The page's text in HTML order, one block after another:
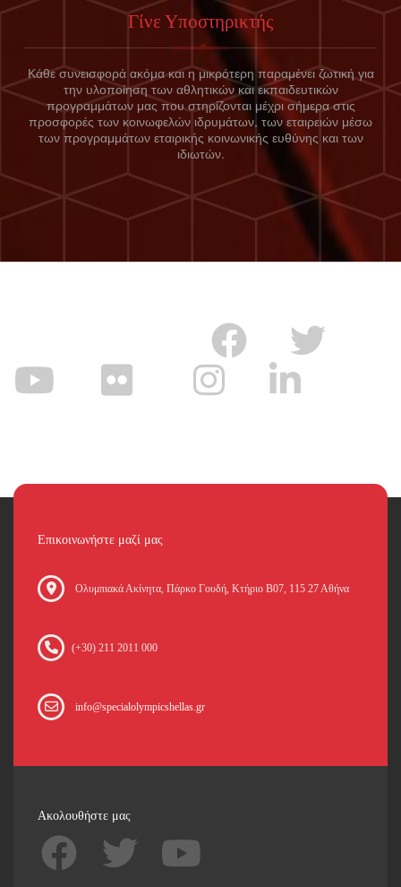
Γίνε Υποστηρικτής
Κάθε συνεισφορά ακόμα και η μικρότερη παραμένει ζωτική για
την υλοποίηση των αθλητικών και εκπαιδευτικών
προγραμμάτων μας που στηρίζονται μέχρι σήμερα στις
προσφορές των κοινωφελών ιδρυμάτων, των εταιρειών μέσω
των προγραμμάτων εταιρικής κοινωνικής ευθύνης και των
ιδιωτών.
Επικοινωνήστε μαζί μας
Oλυμπιακά Ακίνητα, Πάρκο Γουδή, Κτήριο Β07, 115 27 Αθήνα
(+30) 211 2011 000
info@specialolympicshellas.gr
Ακολουθήστε μας